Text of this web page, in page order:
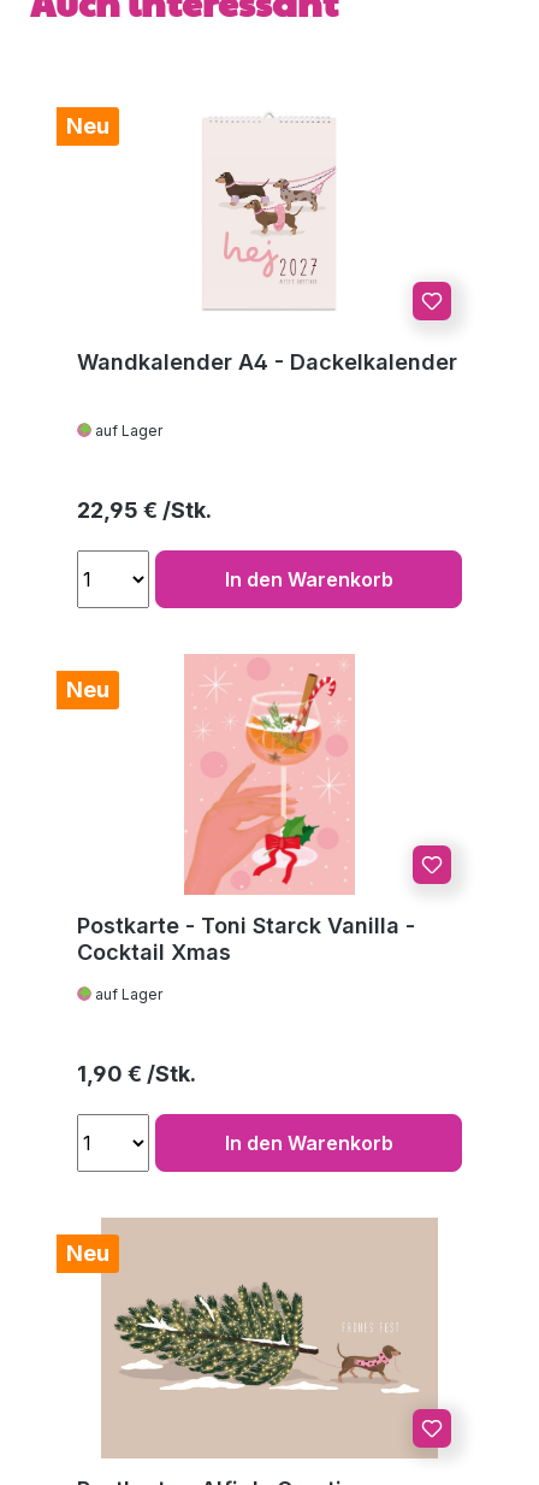
Neu
Wandkalender A4 - Dackelkalender
auf Lager
Regulärer Preis:
22,95 €
In den Warenkorb
Neu
Postkarte - Toni Starck Vanilla -
Cocktail Xmas
auf Lager
Regulärer Preis:
1,90 €
In den Warenkorb
Neu